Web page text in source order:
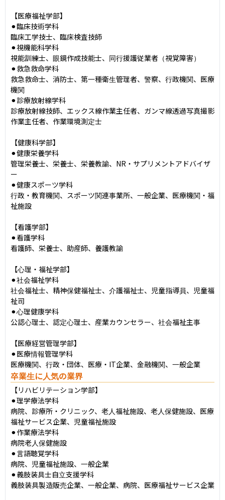
【医療福祉学部】
⚫︎臨床技術学科
臨床工学技士、臨床検査技師
⚫︎視機能科学科
視能訓練士、眼鏡作成技能士、同行援護従業者（視覚障害）
⚫︎救急救命学科
救急救命士、消防士、第一種衛生管理者、警察、行政機関、医療
機関
⚫︎診療放射線学科
診療放射線技師、エックス線作業主任者、ガンマ線透過写真撮影
作業主任者、作業環境測定士
【健康科学部】
⚫︎健康栄養学科
管理栄養士、栄養士、栄養教諭、NR・サプリメントアドバイザ
ー
⚫︎健康スポーツ学科
行政・教育機関、スポーツ関連事業所、一般企業、医療機関・福
祉施設
【看護学部】
⚫︎看護学科
看護師、栄養士、助産師、養護教諭
【心理・福祉学部】
⚫︎社会福祉学科
社会福祉士、精神保健福祉士、介護福祉士、児童指導員、児童福
祉司
⚫︎心理健康学科
公認心理士、認定心理士、産業カウンセラー、社会福祉主事
【医療経営管理学部】
⚫︎医療情報管理学科
医療機関、行政・団体、医療・IT企業、金融機関、一般企業
卒業生に人気の業界
【リハビリテーション学部】
⚫︎理学療法学科
病院、診療所・クリニック、老人福祉施設、老人保健施設、医療
福祉サービス企業、児童福祉施設
⚫︎作業療法学科
病院老人保健施設
⚫︎言語聴覚学科
病院、児童福祉施設、一般企業
⚫︎義肢装具士自立支援学科
義肢装具製造販売企業、一般企業、病院、医療福祉サービス企業